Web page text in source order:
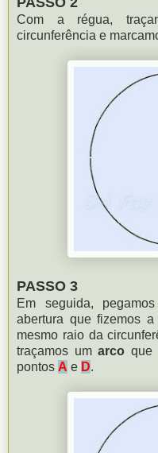
Com a régua,
circunferência e
PASSO 3
Em seguida,
abertura que fizemos
mesmo raio da
traçamos umarco que
pontos A e D.